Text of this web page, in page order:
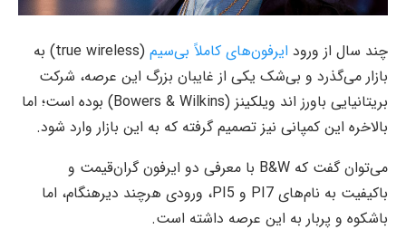
چند سال از ورود ایرفون‌های کاملاً بی‌سیم
(true wireless) به
بازار می‌گذرد و بی‌شک یکی از غایبان بزرگ این عرصه، شرکت
بریتانیایی باورز اند ویلکینز (Bowers & Wilkins) بوده است؛ اما
بالاخره این کمپانی نیز تصمیم گرفته که به این بازار وارد شود.
می‌توان گفت که B&W با معرفی دو ایرفون گران‌قیمت و
با‌کیفیت به نام‌های PI7 و PI5، ورودی هرچند دیرهنگام، اما
باشکوه و پربار به این عرصه داشته است.